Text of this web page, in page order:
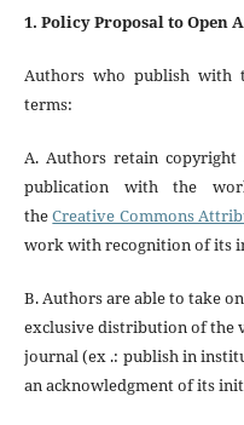
1. Policy Proposal to Open
Authors who publish with
terms:
A. Authors retain
publication with the
theCreative Commons
work with recognition of its
B. Authors are able to take
exclusive distribution of the
journal (ex .: publish in
an acknowledgment of its